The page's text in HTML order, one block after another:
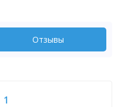
Отзывы
1